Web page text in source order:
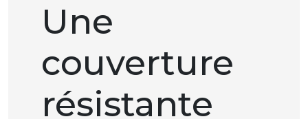
Une
couverture
résistante